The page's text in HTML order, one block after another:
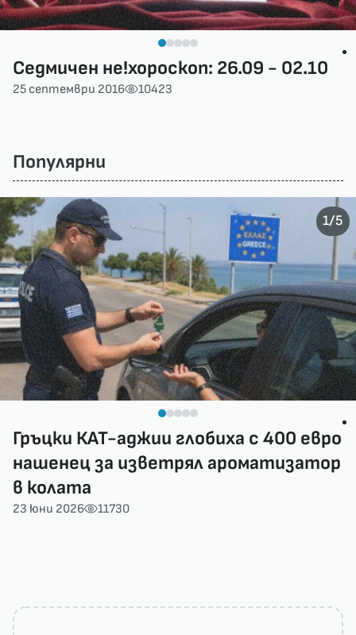
Седмичен не!хороскоп: 26.09 - 02.10
25 септември 2016 10423
Популярни
Гръцки КАТ-аджии глобиха с 400 евро
нашенец за изветрял ароматизатор
в колата
23 юни 2026 11730
1/5